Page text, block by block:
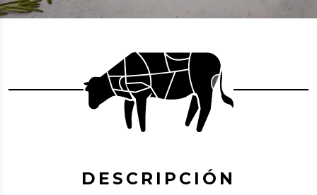
DESCRIPCIÓN